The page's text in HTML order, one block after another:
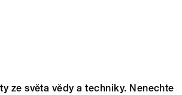
ze světa vědy a techniky. Nenechte